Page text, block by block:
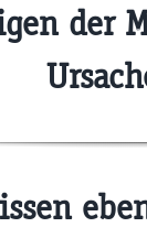
der